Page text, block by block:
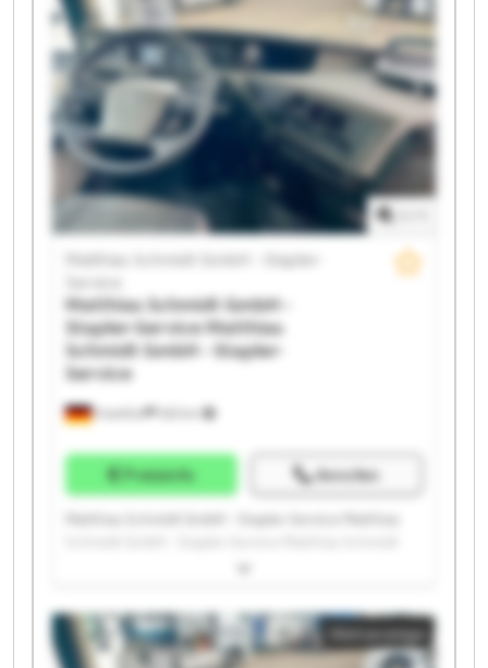
GmbH - Stapler-Service Matthias Schmidt GmbH -
Stapler-Service Matthias Schmidt GmbH - Stapler-
Service Matthias Schmidt GmbH - Stapler-Service
Matthias Schmidt GmbH - Stapler-Service Matthias
Schmidt GmbH - Stapler-Service Matthias Schmidt
GmbH - Stapler-Service Matthias Schmidt GmbH -
Stapler-Service Matthias Schmidt GmbH - Stapler-
Service Matthias Schmidt GmbH - Stapler-Service
Matthias Schmidt GmbH - Stapler-Service Matthias
Schmidt GmbH - Stapler-Service
Frankfurt
Matthias Schmidt GmbH - Stapler-
Matthias Schmidt GmbH -
Stapler-ServiceMatthias
Schmidt GmbH - Stapler-
Service
Preisinfo Anrufen
Matthias Schmidt GmbH - Stapler-Service Matthias
GmbH - Stapler-Service Matthias Schmidt GmbH -
Service Matthias Schmidt GmbH - Stapler-Service
Matthias Schmidt GmbH - Stapler-Service Matthias
Schmidt GmbH - Stapler-Service Matthias Schmidt
Kleinanzeige